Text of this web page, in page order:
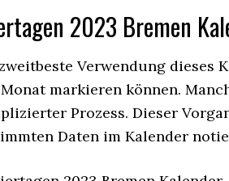
2023 Bremen
Verwendung dieses
markieren können.
Prozess. Dieser
Daten im Kalender